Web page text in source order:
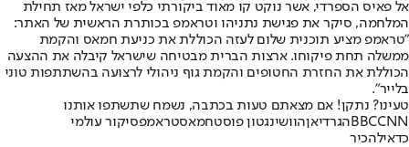
אל פאיס הספרדי, אשר נוקט קו מאוד ביקורתי כלפי ישראל מאז תחילת
המלחמה, סיקר את פגישת נתניהו וטראמפ בכותרת הראשית של האתר:
״טראמפ מציע תוכנית שלום לעזה הכוללת את כניעת חמאס והקמת
ממשלה תחת פיקוחו. ארצות הברית מבטיחה שישראל קיבלה את ההצעה
הכוללת את החזרת החטופים והקמת גוף ניהולי לרצועה בהשתתפות טוני
בלייר״.
טעינו? נתקן! אם מצאתם טעות בכתבה, נשמח שתשתפו אותנו
BBCCNN הגרדיאןהוושינגטון פוסטחמאסטראמפסיקור עולמי
כדאילהכיר